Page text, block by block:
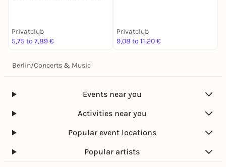
Privatclub
5,75 to 7,89 €
Privatclub
9,08 to 11,20 €
Berlin/Concerts & Music
Events near you
Activities near you
Popular event locations
Popular artists